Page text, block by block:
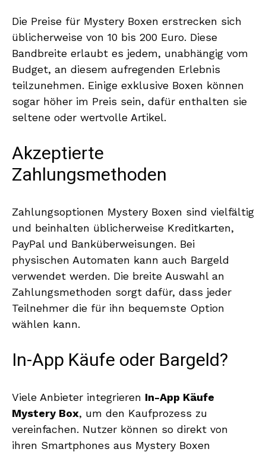
Die Preise für Mystery Boxen erstrecken sich
üblicherweise von 10 bis 200 Euro. Diese
Bandbreite erlaubt es jedem, unabhängig vom
Budget, an diesem aufregenden Erlebnis
teilzunehmen. Einige exklusive Boxen können
sogar höher im Preis sein, dafür enthalten sie
seltene oder wertvolle Artikel.
Akzeptierte
Zahlungsmethoden
Zahlungsoptionen Mystery Boxen sind vielfältig
und beinhalten üblicherweise Kreditkarten,
PayPal und Banküberweisungen. Bei
physischen Automaten kann auch Bargeld
verwendet werden. Die breite Auswahl an
Zahlungsmethoden sorgt dafür, dass jeder
Teilnehmer die für ihn bequemste Option
wählen kann.
In-App Käufe oder Bargeld?
Viele Anbieter integrieren In-App Käufe
Mystery Box, um den Kaufprozess zu
vereinfachen. Nutzer können so direkt von
ihren Smartphones aus Mystery Boxen